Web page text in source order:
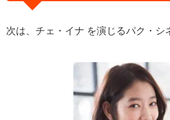
次は、チェ・イナ を演じるパク・シ